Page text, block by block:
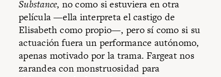
Substance, no como si estuviera en otra
película —ella interpreta el castigo de
Elisabeth como propio—, pero sí como si su
actuación fuera un performance autónomo,
apenas motivado por la trama. Fargeat nos
zarandea con monstruosidad para